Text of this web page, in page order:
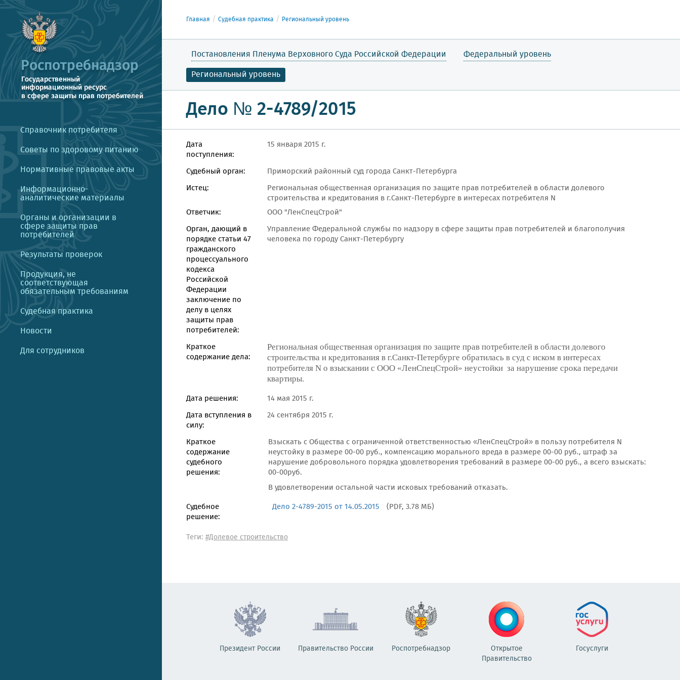
Справочник потребителя
Советы по здоровому питанию
Нормативные правовые акты
Информационно-
аналитические материалы
Органы и организации в
сфере защиты прав
потребителей
Результаты проверок
Продукция, не
соответствующая
обязательным требованиям
Судебная практика
Новости
Для сотрудников
Главная Судебная практика Региональный уровень
Постановления Пленума Верховного Суда Российской Федерации
Федеральный уровень
Региональный уровень
Дело № 2-4789/2015
Дата
поступления:
15 января 2015 г.
Судебный орган:
Приморский районный суд города Санкт-Петербурга
Истец:
Региональная общественная организация по защите прав потребителей в области долевого
строительства и кредитования в г.Санкт-Петербурге в интересах потребителя N
Ответчик:
ООО "ЛенСпецСтрой"
Орган, дающий в
порядке статьи 47
гражданского
процессуального
кодекса
Российской
Федерации
заключение по
делу в целях
защиты прав
потребителей:
Управление Федеральной службы по надзору в сфере защиты прав потребителей и благополучия
человека по городу Санкт-Петербургу
Краткое
содержание дела:
Региональная общественная организация по защите прав потребителей в области долевого
строительства и кредитования в г.Санкт-Петербурге обратилась в суд с иском в интересах
потребителя N о взыскании с ООО «ЛенСпецСтрой» неустойки за нарушение срока передачи
квартиры.
Дата решения:
14 мая 2015 г.
Дата вступления в
силу:
24 сентября 2015 г.
Краткое
содержание
судебного
решения:
Взыскать с Общества с ограниченной ответственностью «ЛенСпецСтрой» в пользу потребителя N
неустойку в размере 00-00 руб., компенсацию морального вреда в размере 00-00 руб., штраф за
нарушение добровольного порядка удовлетворения требований в размере 00-00 руб., а всего взыскать:
00-00руб.
В удовлетворении остальной части исковых требований отказать.
Судебное
решение:
Дело 2-4789-2015 от 14.05.2015 (PDF, 3.78 МБ)
Теги: #Долевое строительство
Президент России Правительство России Роспотребнадзор
Открытое
Правительство
Госуслуги